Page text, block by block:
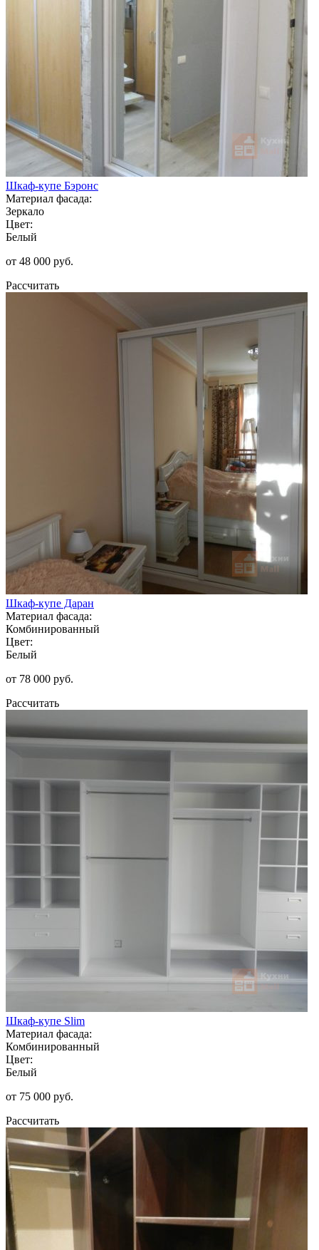
Шкаф-купе Бэронс
Материал фасада:
Зеркало
Цвет:
Белый
от 48 000 руб.
Рассчитать
Шкаф-купе Даран
Материал фасада:
Комбинированный
Цвет:
Белый
от 78 000 руб.
Рассчитать
Шкаф-купе Slim
Материал фасада:
Комбинированный
Цвет:
Белый
от 75 000 руб.
Рассчитать